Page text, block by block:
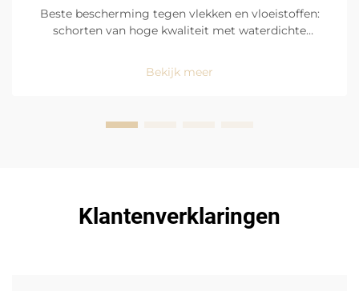
Beste bescherming tegen vlekken en vloeistoffen:
schorten van hoge kwaliteit met waterdichte
vlekken en vloeistoffen, maar ook vanwege het
Bekijk meer
Klantenverklaringen